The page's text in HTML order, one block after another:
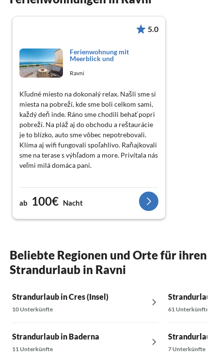
5.0
Ferienwohnung mit
Meerblick und
Ravni
Kľudné miesto na dokonalý relax. Našli sme si
miesta na pobreží, kde sme boli celkom sami,
každý deň inde. Ráno sme chodili behať popri
pobreží. Na pláž aj do obchodu a reštaurácie
je to blízko, auto sme vôbec nepotrebovali.
Klíma aj wifi fungovali spoľahlivo. Raňajkovali
sme na terase s výhľadom a more. Privítala nás
veľmi milá domáca pani.
ab 100€ Nacht
Beliebte Regionen und Orte für ihren
Strandurlaub in Ravni
Strandurlaub in Cres (Insel)
10 Unterkünfte
Strandurlaub in Baderna
11 Unterkünfte
Strandurlaub
61 Unterkünfte
Strandurlaub
7 Unterkünfte